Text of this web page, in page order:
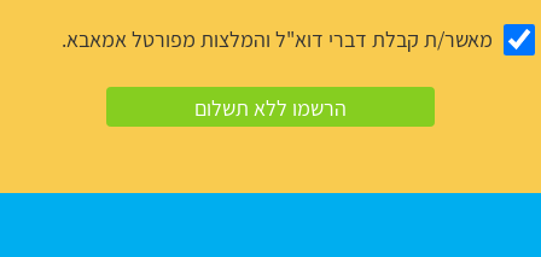
מאשר/ת קבלת דברי דוא"ל והמלצות מפורטל אמאבא.